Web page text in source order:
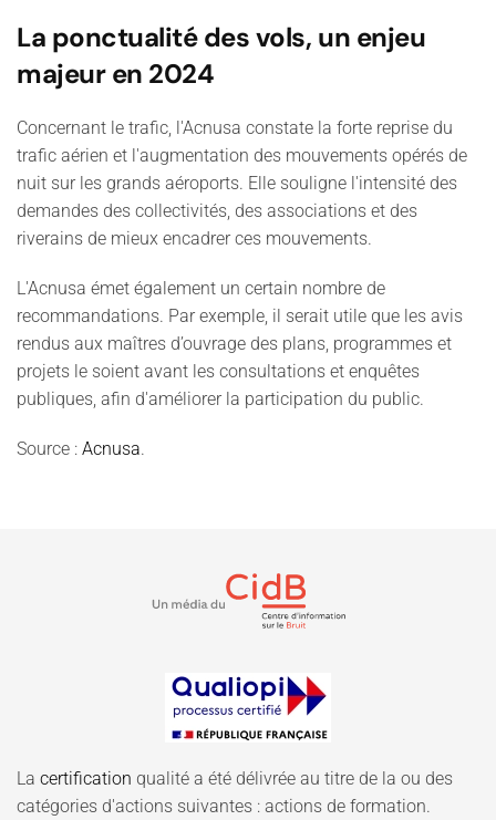
La ponctualité des vols, un enjeu
majeur en 2024
Concernant le trafic, l'Acnusa constate la forte reprise du
trafic aérien et l'augmentation des mouvements opérés de
nuit sur les grands aéroports. Elle souligne l'intensité des
demandes des collectivités, des associations et des
riverains de mieux encadrer ces mouvements.
L'Acnusa émet également un certain nombre de
recommandations. Par exemple, il serait utile que les avis
rendus aux maîtres d’ouvrage des plans, programmes et
projets le soient avant les consultations et enquêtes
publiques, afin d'améliorer la participation du public.
Source : Acnusa.
La certification qualité a été délivrée au titre de la ou des
catégories d'actions suivantes : actions de formation.